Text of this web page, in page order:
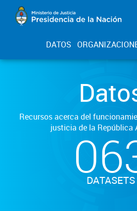
DATOS
Recursos acerca del
justicia de la República
DATASETS